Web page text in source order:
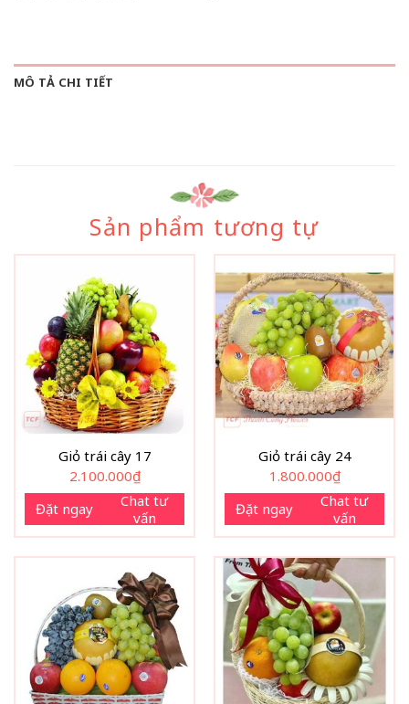
MÔ TẢ CHI TIẾT
Sản phẩm tương tự
Giỏ trái cây 17
2.100.000₫
Đặt ngay
Chat tư
vấn
Giỏ trái cây 24
1.800.000₫
Đặt ngay
Chat tư
vấn